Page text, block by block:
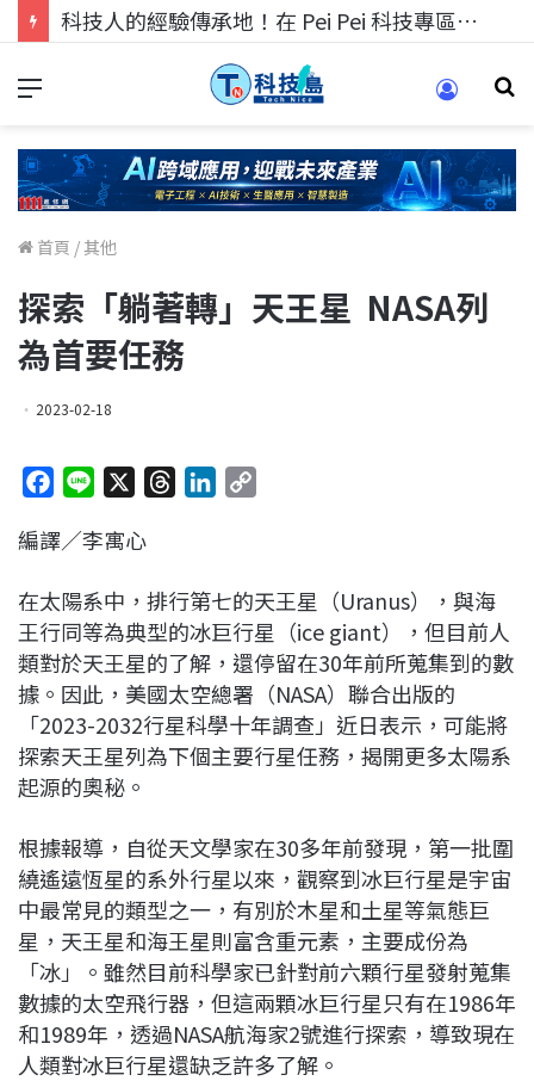
科技人的經驗傳承地！在 Pei Pei 科技專區，與學弟妹交流最硬核的技術
首頁 /其他
探索「躺著轉」天王星 NASA列
為首要任務
2023-02-18
c
b
o
o
k
n
a
d
s
e
d
I
n
L
i
n
編譯／李寓心
在太陽系中，排行第七的天王星（Uranus），與海
王行同等為典型的冰巨行星（ice giant），但目前人
類對於天王星的了解，還停留在30年前所蒐集到的數
據。因此，美國太空總署（NASA）聯合出版的
「2023-2032行星科學十年調查」近日表示，可能將
探索天王星列為下個主要行星任務，揭開更多太陽系
起源的奧秘。
根據報導，自從天文學家在30多年前發現，第一批圍
繞遙遠恆星的系外行星以來，觀察到冰巨行星是宇宙
中最常見的類型之一，有別於木星和土星等氣態巨
星，天王星和海王星則富含重元素，主要成份為
「冰」。雖然目前科學家已針對前六顆行星發射蒐集
數據的太空飛行器，但這兩顆冰巨行星只有在1986年
和1989年，透過NASA航海家2號進行探索，導致現在
人類對冰巨行星還缺乏許多了解。